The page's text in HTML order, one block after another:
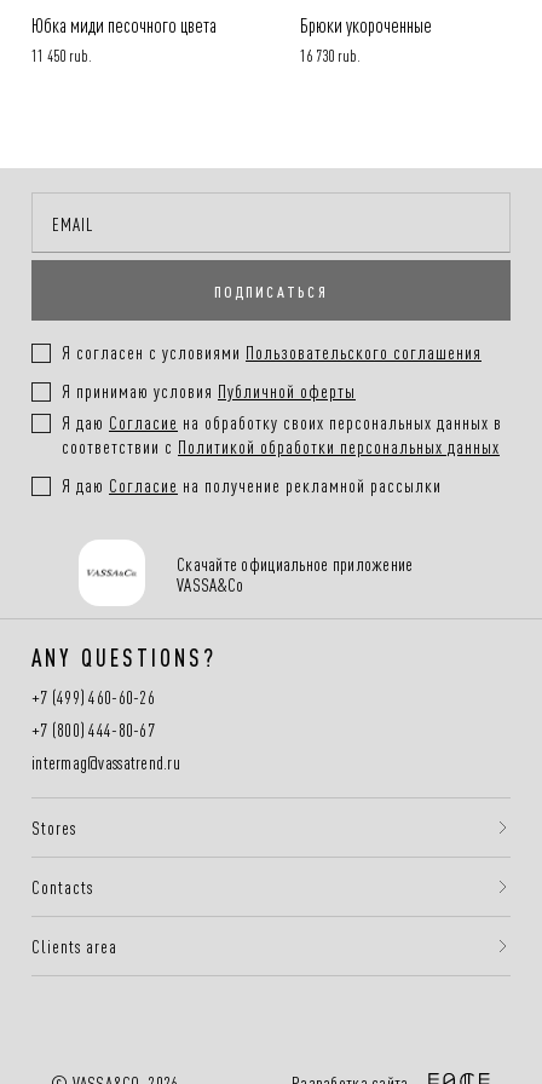
Юбка миди песочного цвета
11 450 rub.
Брюки укороченные
16 730 rub.
ПОДПИСАТЬСЯ
Я согласен с условиями Пользовательского соглашения
Я принимаю условия Публичной оферты
Я даю Согласие на обработку своих персональных данных в
соответствии с Политикой обработки персональных данных
Я даю Согласие на получение рекламной рассылки
Скачайте официальное приложение
VASSA&Co
ANY QUESTIONS?
+7 (499) 460-60-26
+7 (800) 444-80-67
intermag@vassatrend.ru
Stores
Contacts
Clients area